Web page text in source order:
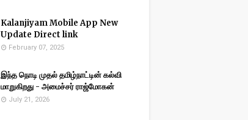
Kalanjiyam Mobile App New
Update Direct link
February 07, 2025
இந்த நொடி முதல் தமிழ்நாட்டின் கல்வி
மாறுகிறது - அமைச்சர் ராஜ்மோகன்
July 21, 2026